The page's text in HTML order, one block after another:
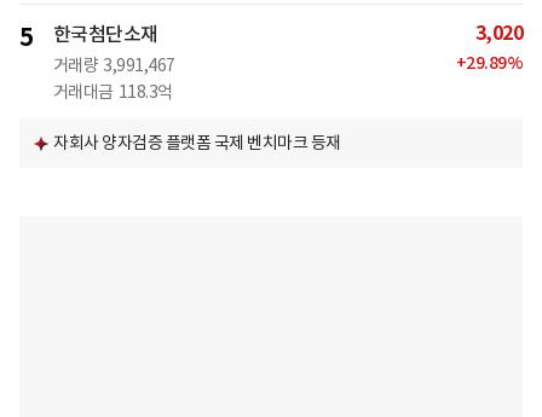
5 한국첨단소재
거래량 3,991,467
거래대금 118.3억
3,020
+29.89%
자회사 양자검증 플랫폼 국제 벤치마크 등재